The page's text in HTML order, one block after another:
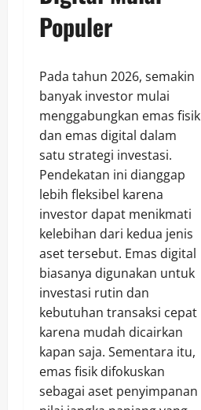
Populer
Pada tahun 2026, semakin
banyak investor mulai
menggabungkan emas fisik
dan emas digital dalam
satu strategi investasi.
Pendekatan ini dianggap
lebih fleksibel karena
investor dapat menikmati
kelebihan dari kedua jenis
aset tersebut. Emas digital
biasanya digunakan untuk
investasi rutin dan
kebutuhan transaksi cepat
karena mudah dicairkan
kapan saja. Sementara itu,
emas fisik difokuskan
sebagai aset penyimpanan